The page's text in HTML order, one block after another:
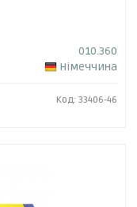
010.360
Німеччина
Код: 33406-46